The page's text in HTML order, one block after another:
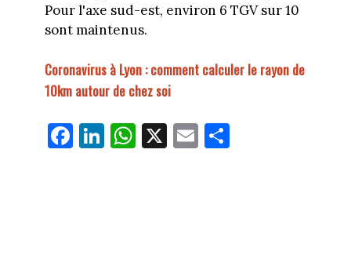
Pour l'axe sud-est, environ 6 TGV sur 10
sont maintenus.
Coronavirus à Lyon : comment calculer le rayon de
10km autour de chez soi
Fa
ce
Li
nk
W
ha
X E
m
Pa
rt